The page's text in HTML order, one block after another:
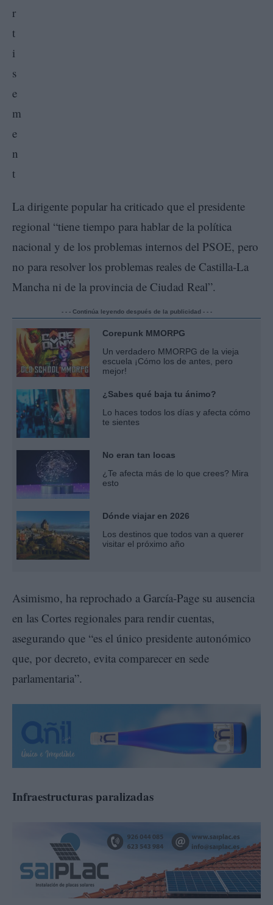
La dirigente popular ha criticado que el presidente
regional “tiene tiempo para hablar de la política
nacional y de los problemas internos del PSOE, pero
no para resolver los problemas reales de Castilla-La
Mancha ni de la provincia de Ciudad Real”.
- - - Continúa leyendo después de la publicidad - - -
Corepunk MMORPG
Un verdadero MMORPG de la vieja
escuela ¡Cómo los de antes, pero
mejor!
¿Sabes qué baja tu ánimo?
Lo haces todos los días y afecta cómo
te sientes
No eran tan locas
¿Te afecta más de lo que crees? Mira
esto
Dónde viajar en 2026
Los destinos que todos van a querer
visitar el próximo año
Asimismo, ha reprochado a García-Page su ausencia
en las Cortes regionales para rendir cuentas,
asegurando que “es el único presidente autonómico
que, por decreto, evita comparecer en sede
parlamentaria”.
Infraestructuras paralizadas